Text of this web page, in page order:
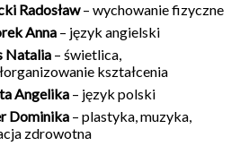
Radosław– wychowanie fizyczne
Anna – język angielski
Natalia – świetlica,
kształcenia
Angelika – język polski
Dominika – plastyka, muzyka,
zdrowotna